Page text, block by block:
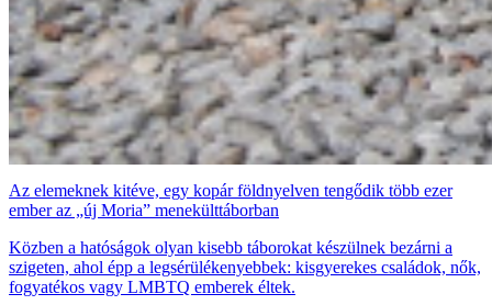
Az elemeknek kitéve, egy kopár földnyelven tengődik több ezer
ember az „új Moria” menekülttáborban
Közben a hatóságok olyan kisebb táborokat készülnek bezárni a
szigeten, ahol épp a legsérülékenyebbek: kisgyerekes családok, nők,
fogyatékos vagy LMBTQ emberek éltek.